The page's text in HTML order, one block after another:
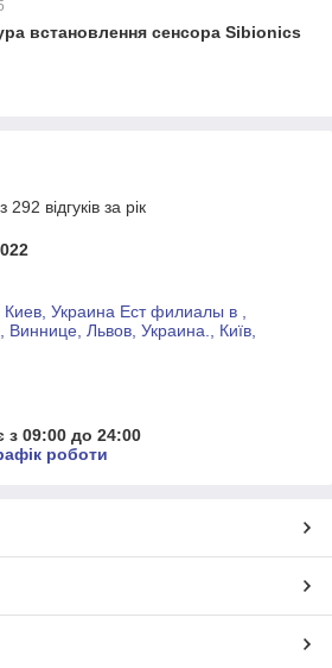
встановлення сенсора Sibionics
відгуків за рік
Киев, Украина Ест филиалы в ,
Виннице, Львов, Украина., Київ,
з 09:00 до 24:00
роботи